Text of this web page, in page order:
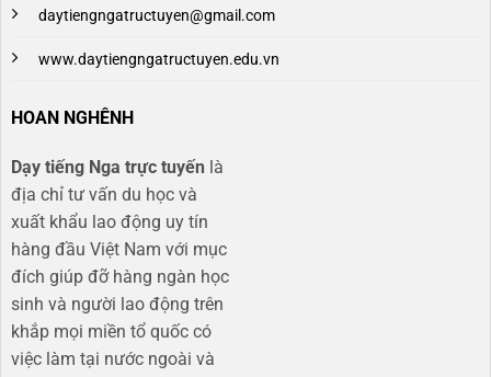
daytiengngatructuyen@gmail.com
www.daytiengngatructuyen.edu.vn
HOAN NGHÊNH
Dạy tiếng Nga trực tuyến là
địa chỉ tư vấn du học và
xuất khẩu lao động uy tín
hàng đầu Việt Nam với mục
đích giúp đỡ hàng ngàn học
sinh và người lao động trên
khắp mọi miền tổ quốc có
việc làm tại nước ngoài và